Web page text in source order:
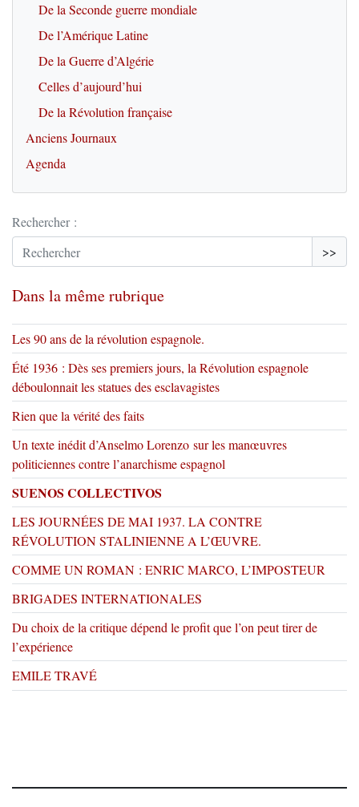
De la Seconde guerre mondiale
De l’Amérique Latine
De la Guerre d’Algérie
Celles d’aujourd’hui
De la Révolution française
Anciens Journaux
Agenda
Rechercher :
>>
Dans la même rubrique
Les 90 ans de la révolution espagnole.
Été 1936 : Dès ses premiers jours, la Révolution espagnole
déboulonnait les statues des esclavagistes
Rien que la vérité des faits
Un texte inédit d’Anselmo Lorenzo sur les manœuvres
politiciennes contre l’anarchisme espagnol
SUENOS COLLECTIVOS
LES JOURNÉES DE MAI 1937. LA CONTRE
RÉVOLUTION STALINIENNE A L’ŒUVRE.
COMME UN ROMAN : ENRIC MARCO, L’IMPOSTEUR
BRIGADES INTERNATIONALES
Du choix de la critique dépend le profit que l’on peut tirer de
l’expérience
EMILE TRAVÉ